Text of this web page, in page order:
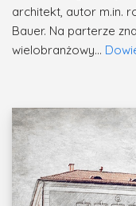
architekt, autor m.in.
Bauer. Na parterze
wielobranżowy…